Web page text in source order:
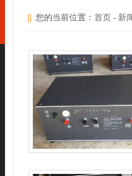
您的当前位置： 首页 - 新